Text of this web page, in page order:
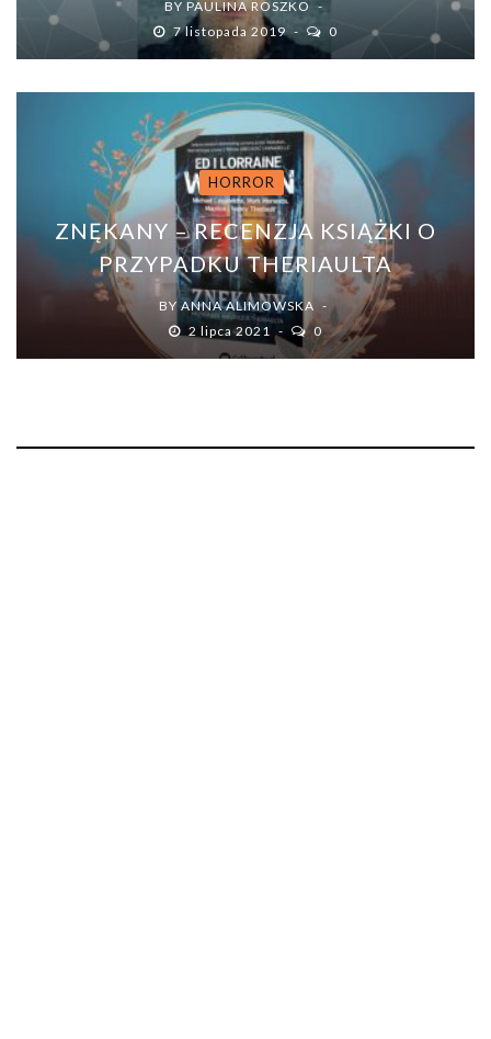
BY PAULINA ROSZKO
7 listopada 2019
0
HORROR
ZNĘKANY – RECENZJA KSIĄŻKI O
PRZYPADKU THERIAULTA
BY ANNA ALIMOWSKA
2 lipca 2021
0